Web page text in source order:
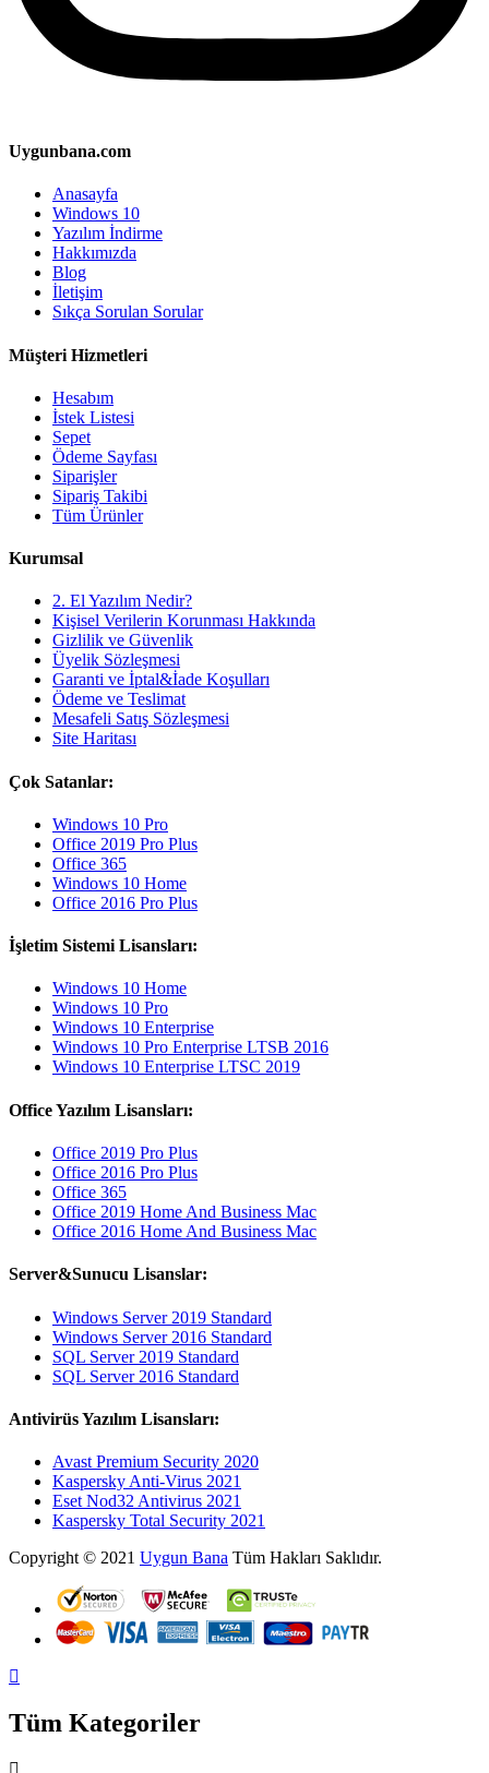
Uygunbana.com
Anasayfa
Windows 10
Yazılım İndirme
Hakkımızda
Blog
İletişim
Sıkça Sorulan Sorular
Müşteri Hizmetleri
Hesabım
İstek Listesi
Sepet
Ödeme Sayfası
Siparişler
Sipariş Takibi
Tüm Ürünler
Kurumsal
2. El Yazılım Nedir?
Kişisel Verilerin Korunması Hakkında
Gizlilik ve Güvenlik
Üyelik Sözleşmesi
Garanti ve İptal&İade Koşulları
Ödeme ve Teslimat
Mesafeli Satış Sözleşmesi
Site Haritası
Çok Satanlar:
Windows 10 Pro
Office 2019 Pro Plus
Office 365
Windows 10 Home
Office 2016 Pro Plus
İşletim Sistemi Lisansları:
Windows 10 Home
Windows 10 Pro
Windows 10 Enterprise
Windows 10 Pro Enterprise LTSB 2016
Windows 10 Enterprise LTSC 2019
Office Yazılım Lisansları:
Office 2019 Pro Plus
Office 2016 Pro Plus
Office 365
Office 2019 Home And Business Mac
Office 2016 Home And Business Mac
Server&Sunucu Lisanslar:
Windows Server 2019 Standard
Windows Server 2016 Standard
SQL Server 2019 Standard
SQL Server 2016 Standard
Antivirüs Yazılım Lisansları:
Avast Premium Security 2020
Kaspersky Anti-Virus 2021
Eset Nod32 Antivirus 2021
Kaspersky Total Security 2021
Copyright © 2021 Uygun Bana Tüm Hakları Saklıdır.
Tüm Kategoriler